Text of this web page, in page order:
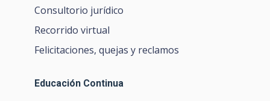
Consultorio jurídico
Recorrido virtual
Felicitaciones, quejas y reclamos
Educación Continua